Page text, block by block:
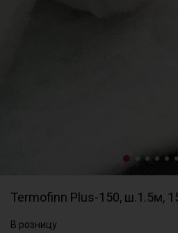
Termofinn Plus-150, ш.1.5м,
В розницу